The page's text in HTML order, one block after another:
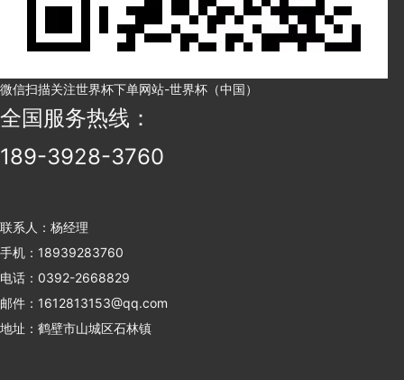
微信扫描关注世界杯下单网站-世界杯（中国）
全国服务热线：
189-3928-3760
联系人：杨经理
手机：18939283760
电话：0392-2668829
邮件：1612813153@qq.com
地址：鹤壁市山城区石林镇